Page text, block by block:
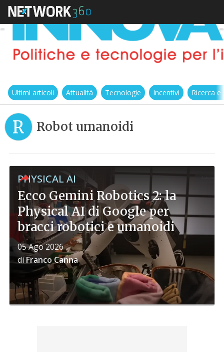
Ultimi articoli Attualità Tecnologie Incentivi Ricerca
R Robot umanoidi
PHYSICAL AI
Ecco Gemini Robotics 2: la
Physical AI di Google per
bracci robotici e umanoidi
05 Ago 2026
diFranco Canna